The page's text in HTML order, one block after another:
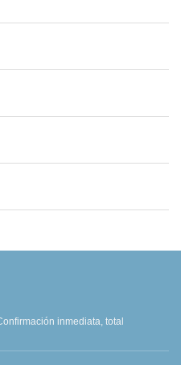
inmediata, total